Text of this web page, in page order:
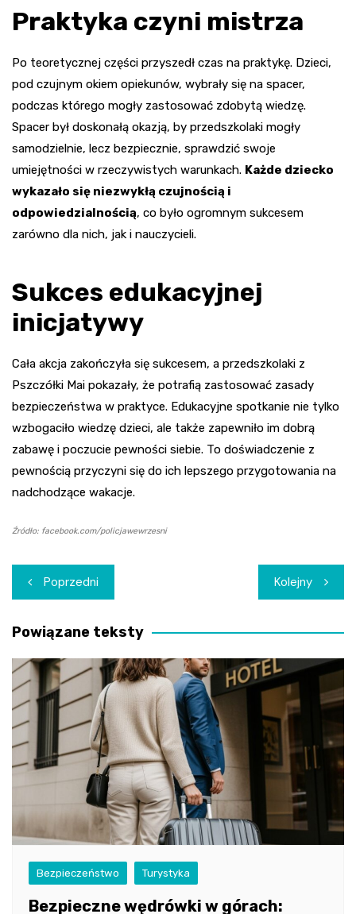
Praktyka czyni mistrza
Po teoretycznej części przyszedł czas na praktykę. Dzieci,
pod czujnym okiem opiekunów, wybrały się na spacer,
podczas którego mogły zastosować zdobytą wiedzę.
Spacer był doskonałą okazją, by przedszkolaki mogły
samodzielnie, lecz bezpiecznie, sprawdzić swoje
umiejętności w rzeczywistych warunkach. Każde dziecko
wykazało się niezwykłą czujnością i
odpowiedzialnością, co było ogromnym sukcesem
zarówno dla nich, jak i nauczycieli.
Sukces edukacyjnej
inicjatywy
Cała akcja zakończyła się sukcesem, a przedszkolaki z
Pszczółki Mai pokazały, że potrafią zastosować zasady
bezpieczeństwa w praktyce. Edukacyjne spotkanie nie tylko
wzbogaciło wiedzę dzieci, ale także zapewniło im dobrą
zabawę i poczucie pewności siebie. To doświadczenie z
pewnością przyczyni się do ich lepszego przygotowania na
nadchodzące wakacje.
Źródło: facebook.com/policjawewrzesni
Nawigacja
wpisu
Poprzedni Kolejny
Powiązane teksty
Bezpieczeństwo Turystyka
Bezpieczne wędrówki w górach: